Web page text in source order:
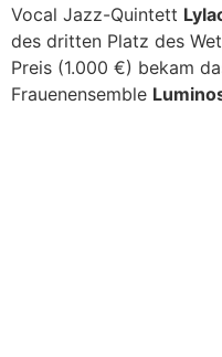
Vocal Jazz-Quintett
des dritten Platz des
Preis (1.000 €) bekam
Frauenensemble